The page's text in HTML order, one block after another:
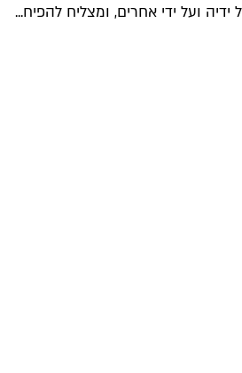
ועל ידי אחרים, ומצליח להפיח...